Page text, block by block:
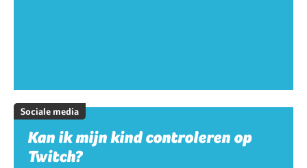
Sociale media
Kan ik mijn kind controleren op
Twitch?